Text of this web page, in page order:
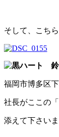
そして、こち
鈴
福岡市博多区
社長がここの
添えて下さい